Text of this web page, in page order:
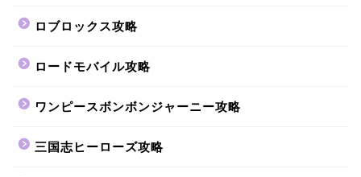
ロブロックス攻略
ロードモバイル攻略
ワンピースボンボンジャーニー攻略
三国志ヒーローズ攻略